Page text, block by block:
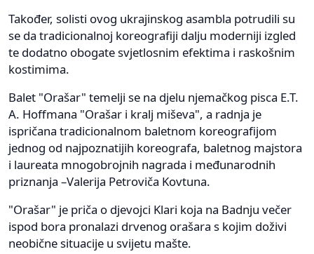
Također, solisti ovog ukrajinskog asambla potrudili su
se da tradicionalnoj koreografiji dalju moderniji izgled
te dodatno obogate svjetlosnim efektima i raskošnim
kostimima.
Balet "Orašar" temelji se na djelu njemačkog pisca E.T.
A. Hoffmana "Orašar i kralj miševa", a radnja je
ispričana tradicionalnom baletnom koreografijom
jednog od najpoznatijih koreografa, baletnog majstora
i laureata mnogobrojnih nagrada i međunarodnih
priznanja –Valerija Petroviča Kovtuna.
"Orašar" je priča o djevojci Klari koja na Badnju večer
ispod bora pronalazi drvenog orašara s kojim doživi
neobične situacije u svijetu mašte.